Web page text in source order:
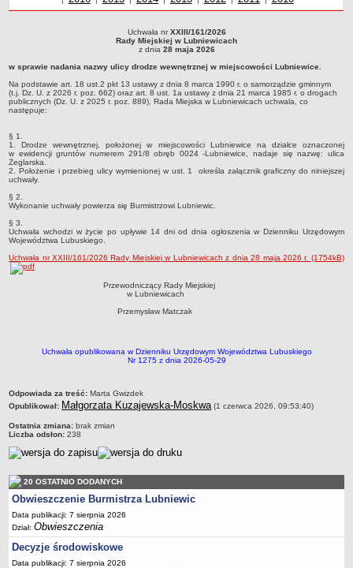
Współpraca zagraniczna
Aktualności
Obwieszczenia, ogłoszenia i komunikaty
Drogi
Energia elektryczna
Rozkłady jazdy autobusów
Wodociągi - ocena jakości wody
Ogłoszenia o konkursach
Informacja turystyczna
Regulamin i schemat organizacyjny
Kodeks etyczny
Oświadczenia majątkowe
Raporty
RADA MIEJSKA
Dyżury Przewodniczącego Rady Miejskiej
Transmisja z obrad sesji
Uchwała nr XXIII/161/2026Rady Miejskiej w Lubniewicachz dnia 28 maja 2026w
sprawie nadania nazwy ulicy drodze wewnętrznej w miejscowości Lubniewice.Na
gminnym (t.j. Dz. U. z 2026 r. poz. 662) oraz art. 8 ust. 1a ustawy z dnia 21 marca
Lubniewicach uchwala, co następuje:
Uchwała nrXXIII/161/2026
Rady Miejskiej w Lubniewicach
z dnia 28 maja 2026
w sprawie nadania nazwy ulicy drodze wewnętrznej w miejscowości Lubniewice.
Na podstawie art. 18 ust.2 pkt 13 ustawy z dnia 8 marca 1990 r. o samorządzie gminnym
(t.j. Dz. U. z 2026 r. poz. 662) oraz art. 8 ust. 1a ustawy z dnia 21 marca 1985 r. o drogach
publicznych (Dz. U. z 2025 r. poz. 889), Rada Miejska w Lubniewicach uchwala, co
następuje:
§ 1.
1. Drodze wewnętrznej, położonej w miejscowości Lubniewice na działce oznaczonej
w ewidencji gruntów numerem 291/8 obręb 0024 -Lubniewice, nadaje się nazwę: ulica
Żeglarska.
2. Położenie i przebieg ulicy wymienionej w ust. 1 określa załącznik graficzny do niniejszej
uchwały.
§ 2.
Wykonanie uchwały powierza się Burmistrzowi Lubniewic.
§ 3.
Uchwała wchodzi w życie po upływie 14 dni od dnia ogłoszenia w Dzienniku Urzędowym
Województwa Lubuskiego.
Uchwała nr XXIII/161/2026 Rady Miejskiej w Lubniewicach z dnia 28 maja 2026 r. (1754kB)
Przewodniczący Rady Miejskiej
w Lubniewicach
Przemysław Matczak
Uchwała opublikowana w Dzienniku Urzędowym Województwa Lubuskiego
Nr 1275 z dnia 2026-05-29
metryczka
Odpowiada za treść: Marta Gwizdek
Opublikował: Małgorzata Kuzajewska-Moskwa (1 czerwca 2026, 09:53:40)
Ostatnia zmiana: brak zmian
Liczba odsłon: 238
20 OSTATNIO DODANYCH
Obwieszczenie Burmistrza Lubniewic
Data publikacji: 7 sierpnia 2026
Dział:Obwieszczenia
Decyzje środowiskowe
Data publikacji: 7 sierpnia 2026